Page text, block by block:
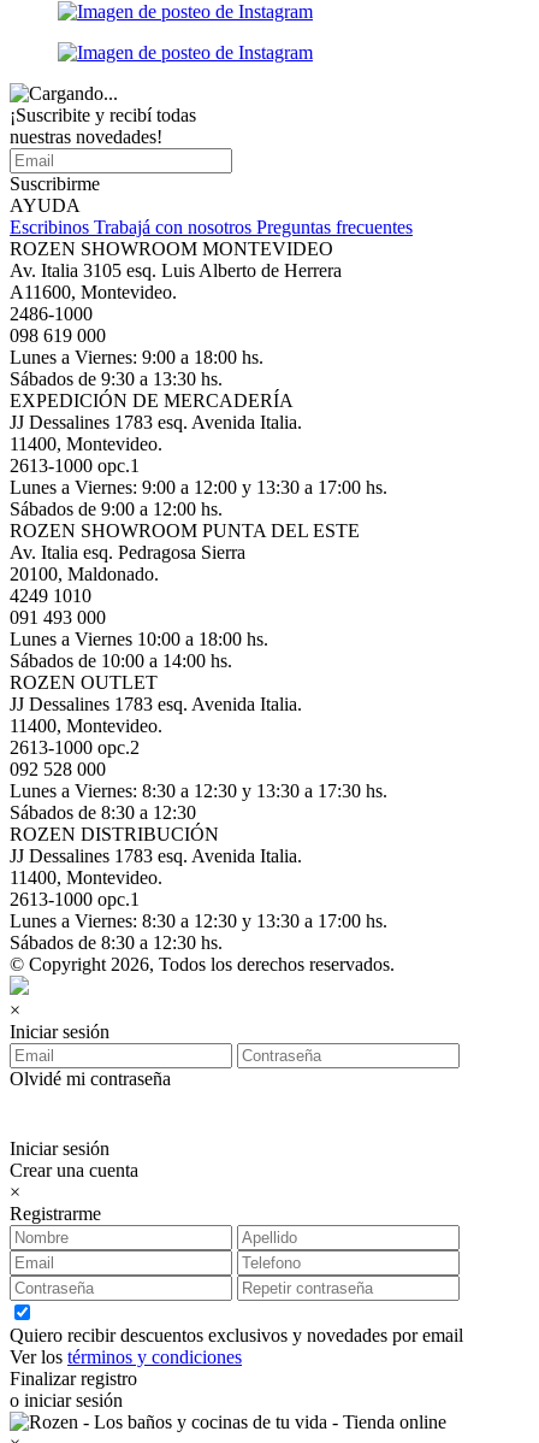
¡Suscribite y recibí todas
nuestras novedades!
Suscribirme
AYUDA
Escribinos Trabajá con nosotros Preguntas frecuentes
ROZEN SHOWROOM MONTEVIDEO
Av. Italia 3105 esq. Luis Alberto de Herrera
A11600, Montevideo.
2486-1000
098 619 000
Lunes a Viernes: 9:00 a 18:00 hs.
Sábados de 9:30 a 13:30 hs.
EXPEDICIÓN DE MERCADERÍA
JJ Dessalines 1783 esq. Avenida Italia.
11400, Montevideo.
2613-1000 opc.1
Lunes a Viernes: 9:00 a 12:00 y 13:30 a 17:00 hs.
Sábados de 9:00 a 12:00 hs.
ROZEN SHOWROOM PUNTA DEL ESTE
Av. Italia esq. Pedragosa Sierra
20100, Maldonado.
4249 1010
091 493 000
Lunes a Viernes 10:00 a 18:00 hs.
Sábados de 10:00 a 14:00 hs.
ROZEN OUTLET
JJ Dessalines 1783 esq. Avenida Italia.
11400, Montevideo.
2613-1000 opc.2
092 528 000
Lunes a Viernes: 8:30 a 12:30 y 13:30 a 17:30 hs.
Sábados de 8:30 a 12:30
ROZEN DISTRIBUCIÓN
JJ Dessalines 1783 esq. Avenida Italia.
11400, Montevideo.
2613-1000 opc.1
Lunes a Viernes: 8:30 a 12:30 y 13:30 a 17:00 hs.
Sábados de 8:30 a 12:30 hs.
© Copyright 2026, Todos los derechos reservados.
×
Iniciar sesión
Olvidé mi contraseña
Iniciar sesión
Crear una cuenta
×
Registrarme
Quiero recibir descuentos exclusivos y novedades por email
Ver los términos y condiciones
Finalizar registro
o iniciar sesión